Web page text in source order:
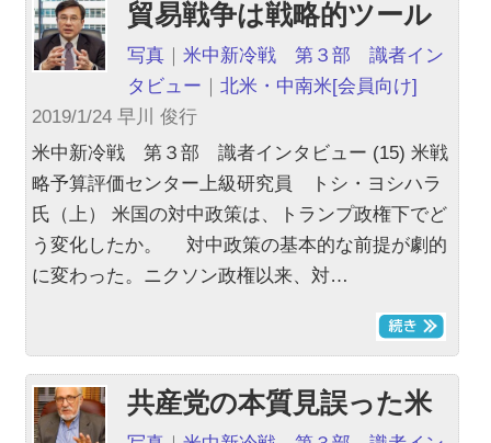
貿易戦争は戦略的ツール
写真 ｜米中新冷戦 第３部 識者イン
タビュー ｜北米・中南米[会員向け]
2019/1/24 早川 俊行
米中新冷戦 第３部 識者インタビュー (15) 米戦
略予算評価センター上級研究員 トシ・ヨシハラ
氏（上） 米国の対中政策は、トランプ政権下でど
う変化したか。 対中政策の基本的な前提が劇的
に変わった。ニクソン政権以来、対…
共産党の本質見誤った米